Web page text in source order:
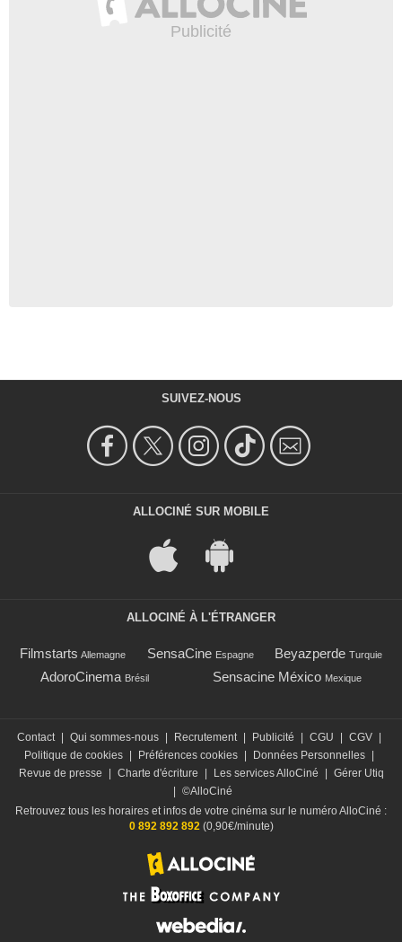
SUIVEZ-NOUS
ALLOCINÉ SUR MOBILE
ALLOCINÉ À L'ÉTRANGER
Filmstarts Allemagne SensaCine Espagne Beyazperde Turquie
AdoroCinema Brésil Sensacine México Mexique
Contact Qui sommes-nous Recrutement Publicité CGU CGV
Politique de cookies
Préférences cookies Données Personnelles
Revue de presse
Charte d'écriture Les services AlloCiné
Gérer Utiq
©AlloCiné
Retrouvez tous les horaires et infos de votre cinéma sur le numéro AlloCiné :
0 892 892 892(0,90€/minute)